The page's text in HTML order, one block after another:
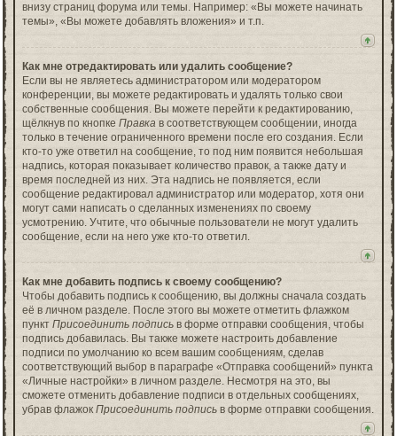
внизу страниц форума или темы. Например: «Вы можете начинать
темы», «Вы можете добавлять вложения» и т.п.
Как мне отредактировать или удалить сообщение?
Если вы не являетесь администратором или модератором
конференции, вы можете редактировать и удалять только свои
собственные сообщения. Вы можете перейти к редактированию,
щёлкнув по кнопке Правка в соответствующем сообщении, иногда
только в течение ограниченного времени после его создания. Если
кто-то уже ответил на сообщение, то под ним появится небольшая
надпись, которая показывает количество правок, а также дату и
время последней из них. Эта надпись не появляется, если
сообщение редактировал администратор или модератор, хотя они
могут сами написать о сделанных изменениях по своему
усмотрению. Учтите, что обычные пользователи не могут удалить
сообщение, если на него уже кто-то ответил.
Как мне добавить подпись к своему сообщению?
Чтобы добавить подпись к сообщению, вы должны сначала создать
её в личном разделе. После этого вы можете отметить флажком
пункт Присоединить подпись в форме отправки сообщения, чтобы
подпись добавилась. Вы также можете настроить добавление
подписи по умолчанию ко всем вашим сообщениям, сделав
соответствующий выбор в параграфе «Отправка сообщений» пункта
«Личные настройки» в личном разделе. Несмотря на это, вы
сможете отменить добавление подписи в отдельных сообщениях,
убрав флажок Присоединить подпись в форме отправки сообщения.